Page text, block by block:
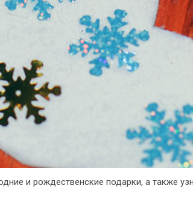
и рождественские подарки, а также